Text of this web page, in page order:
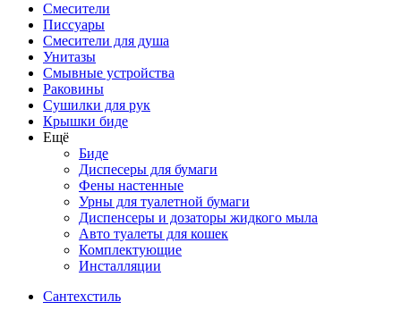
Смесители
Писсуары
Смесители для душа
Унитазы
Смывные устройства
Раковины
Сушилки для рук
Крышки биде
Ещё
Биде
Диспесеры для бумаги
Фены настенные
Урны для туалетной бумаги
Диспенсеры и дозаторы жидкого мыла
Авто туалеты для кошек
Комплектующие
Инсталляции
Сантехстиль